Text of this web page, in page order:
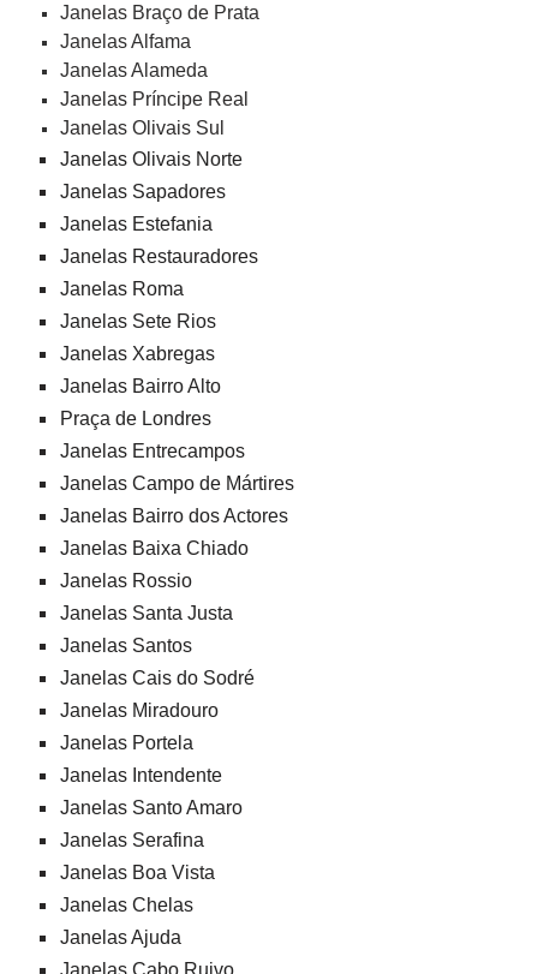
Janelas Braço de Prata
Janelas Alfama
Janelas Alameda
Janelas Príncipe Real
Janelas Olivais Sul
Janelas Olivais Norte
Janelas Sapadores
Janelas Estefania
Janelas Restauradores
Janelas Roma
Janelas Sete Rios
Janelas Xabregas
Janelas Bairro Alto
Praça de Londres
Janelas Entrecampos
Janelas Campo de Mártires
Janelas Bairro dos Actores
Janelas Baixa Chiado
Janelas Rossio
Janelas Santa Justa
Janelas Santos
Janelas Cais do Sodré
Janelas Miradouro
Janelas Portela
Janelas Intendente
Janelas Santo Amaro
Janelas Serafina
Janelas Boa Vista
Janelas Chelas
Janelas Ajuda
Janelas Cabo Ruivo